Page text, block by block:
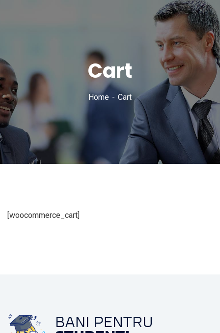
Cart
Home Cart
[woocommerce_cart]